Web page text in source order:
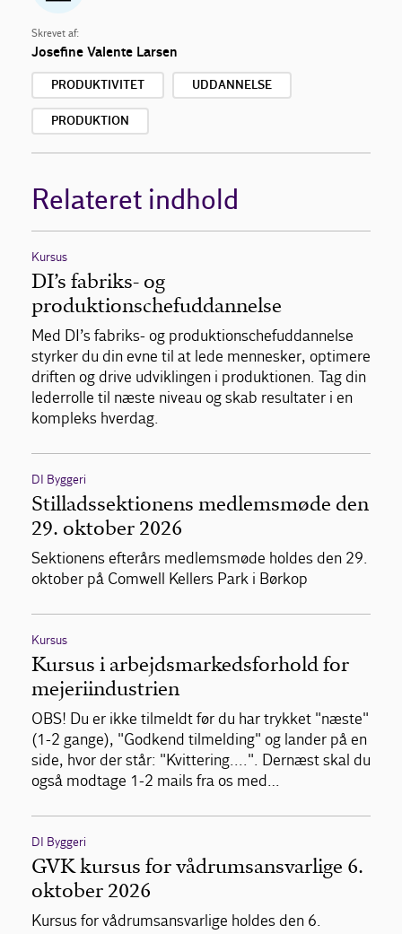
Skrevet af:
Josefine Valente Larsen
PRODUKTIVITET UDDANNELSE
PRODUKTION
Relateret indhold
Kursus
DI’s fabriks- og
produktionschefuddannelse
Med DI’s fabriks- og produktionschefuddannelse
styrker du din evne til at lede mennesker, optimere
driften og drive udviklingen i produktionen. Tag din
lederrolle til næste niveau og skab resultater i en
kompleks hverdag.
DI Byggeri
Stilladssektionens medlemsmøde den
29. oktober 2026
Sektionens efterårs medlemsmøde holdes den 29.
oktober på Comwell Kellers Park i Børkop
Kursus
Kursus i arbejdsmarkedsforhold for
mejeriindustrien
OBS! Du er ikke tilmeldt før du har trykket "næste"
(1-2 gange), "Godkend tilmelding" og lander på en
side, hvor der står: "Kvittering....". Dernæst skal du
også modtage 1-2 mails fra os med…
DI Byggeri
GVK kursus for vådrumsansvarlige 6.
oktober 2026
Kursus for vådrumsansvarlige holdes den 6.